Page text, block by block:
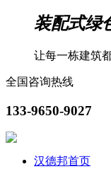
装配式绿
让每一栋建筑
全国咨询热线
133-9650-9027
汉德邦首页